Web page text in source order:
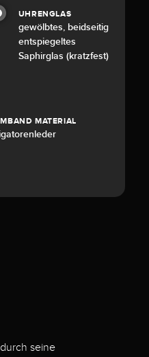
UHRENGLAS
gewölbtes, beidseitig
entspiegeltes
Saphirglas (kratzfest)
MATERIAL
seine